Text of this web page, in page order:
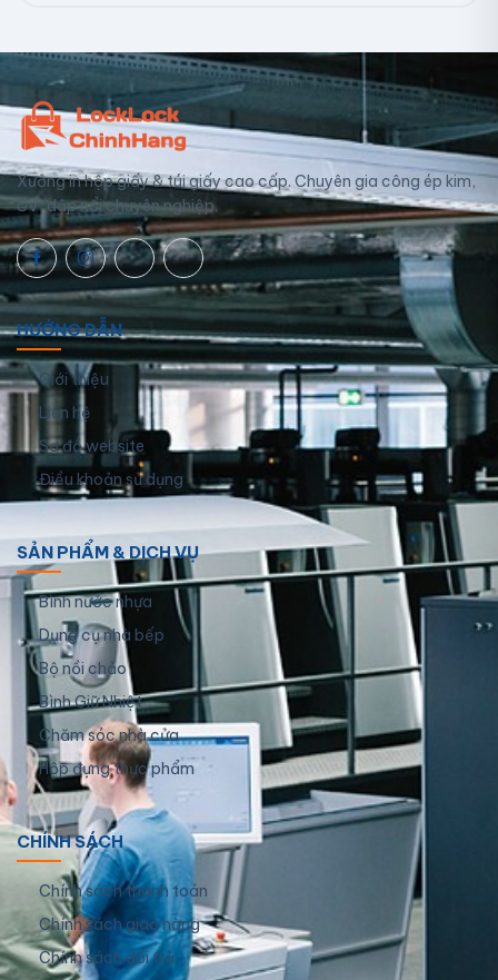
Xưởng in hộp giấy & túi giấy cao cấp. Chuyên gia công ép kim,
UV, dập nổi chuyên nghiệp.
HƯỚNG DẪN
Giới thiệu
Liên hệ
Sơ đồ website
Điều khoản sử dụng
SẢN PHẨM & DỊCH VỤ
Bình nước nhựa
Dụng cụ nhà bếp
Bộ nồi chảo
Bình Giữ Nhiệt
Chăm sóc nhà cửa
Hộp đựng thực phẩm
CHÍNH SÁCH
Chính sách thanh toán
Chính sách giao hàng
Chính sách đổi trả